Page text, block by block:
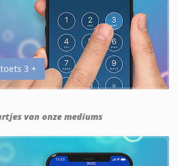
3 +
van onze mediums